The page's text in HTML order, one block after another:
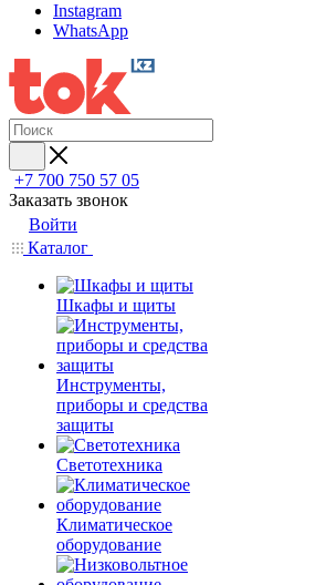
Instagram
WhatsApp
+7 700 750 57 05
Заказать звонок
Войти
Каталог
Шкафы и щиты
Инструменты,
приборы и средства
защиты
Светотехника
Климатическое
оборудование